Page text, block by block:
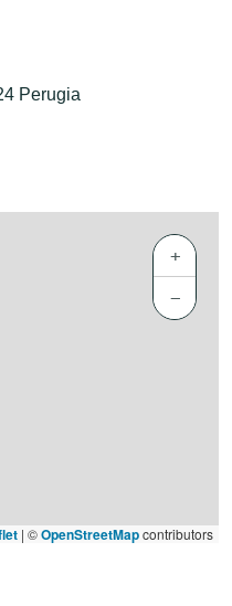
Perugia
+
−
| ©OpenStreetMapcontributors